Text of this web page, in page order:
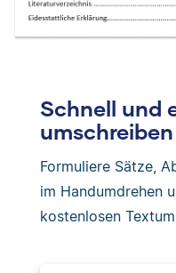
Schnell und
umschreiben
Formuliere Sätze,
im Handumdrehen
kostenlosen